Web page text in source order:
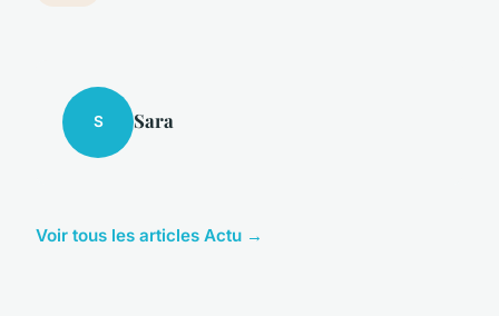
S Sara
Voir tous les articles Actu →